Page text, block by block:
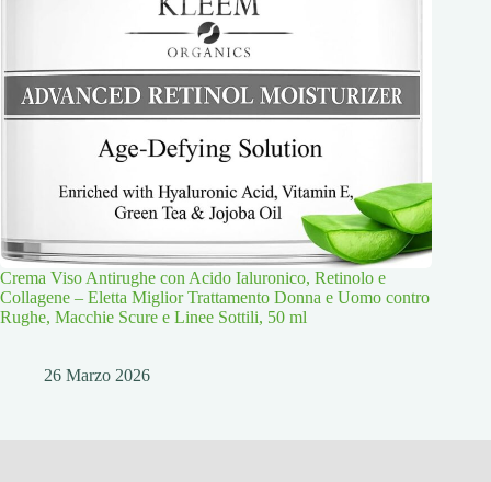
Crema Viso Antirughe con Acido Ialuronico, Retinolo e
Collagene – Eletta Miglior Trattamento Donna e Uomo contro
Rughe, Macchie Scure e Linee Sottili, 50 ml
26 Marzo 2026